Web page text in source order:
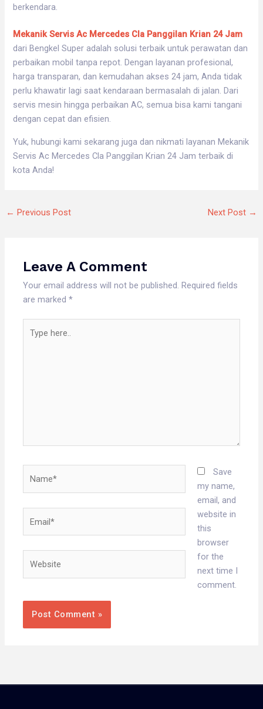
berkendara.
Mekanik Servis Ac Mercedes Cla Panggilan Krian 24 Jam
dari Bengkel Super adalah solusi terbaik untuk perawatan dan
perbaikan mobil tanpa repot. Dengan layanan profesional,
harga transparan, dan kemudahan akses 24 jam, Anda tidak
perlu khawatir lagi saat kendaraan bermasalah di jalan. Dari
servis mesin hingga perbaikan AC, semua bisa kami tangani
dengan cepat dan efisien.
Yuk, hubungi kami sekarang juga dan nikmati layanan Mekanik
Servis Ac Mercedes Cla Panggilan Krian 24 Jam terbaik di
kota Anda!
← Previous Post Next Post →
Leave A Comment
Your email address will not be published. Required fields
are marked*
here..
Save
my name,
email, and
website in
this
browser
for the
next time I
comment.